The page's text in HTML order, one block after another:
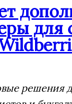
для
решения